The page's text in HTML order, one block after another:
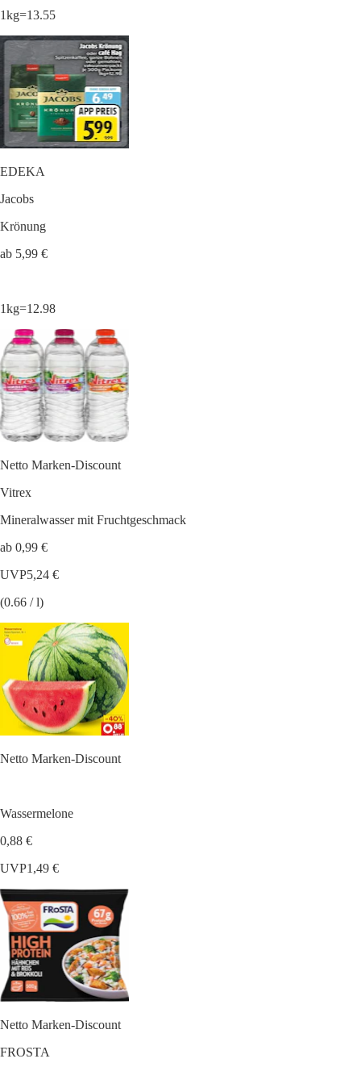
1kg=13.55
EDEKA
Jacobs
Krönung
ab 5,99 €
1kg=12.98
Netto Marken-Discount
Vitrex
Mineralwasser mit Fruchtgeschmack
ab 0,99 €
UVP5,24 €
(0.66 / l)
Netto Marken-Discount
Wassermelone
0,88 €
UVP1,49 €
Netto Marken-Discount
FROSTA